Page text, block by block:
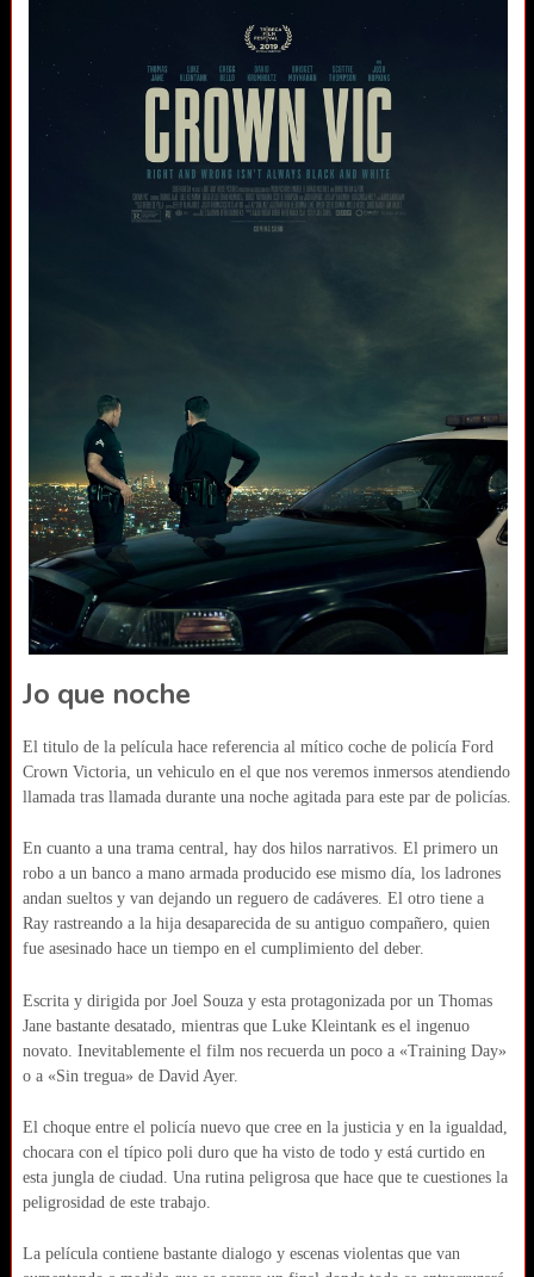
Jo que noche
El titulo de la película hace referencia al mítico coche de policía Ford
Crown Victoria, un vehiculo en el que nos veremos inmersos atendiendo
llamada tras llamada durante una noche agitada para este par de policías.
En cuanto a una trama central, hay dos hilos narrativos. El primero un
robo a un banco a mano armada producido ese mismo día, los ladrones
andan sueltos y van dejando un reguero de cadáveres. El otro tiene a
Ray rastreando a la hija desaparecida de su antiguo compañero, quien
fue asesinado hace un tiempo en el cumplimiento del deber.
Escrita y dirigida por Joel Souza y esta protagonizada por un Thomas
Jane bastante desatado, mientras que Luke Kleintank es el ingenuo
novato. Inevitablemente el film nos recuerda un poco a «Training Day»
o a «Sin tregua» de David Ayer.
El choque entre el policía nuevo que cree en la justicia y en la igualdad,
chocara con el típico poli duro que ha visto de todo y está curtido en
esta jungla de ciudad. Una rutina peligrosa que hace que te cuestiones la
peligrosidad de este trabajo.
La película contiene bastante dialogo y escenas violentas que van